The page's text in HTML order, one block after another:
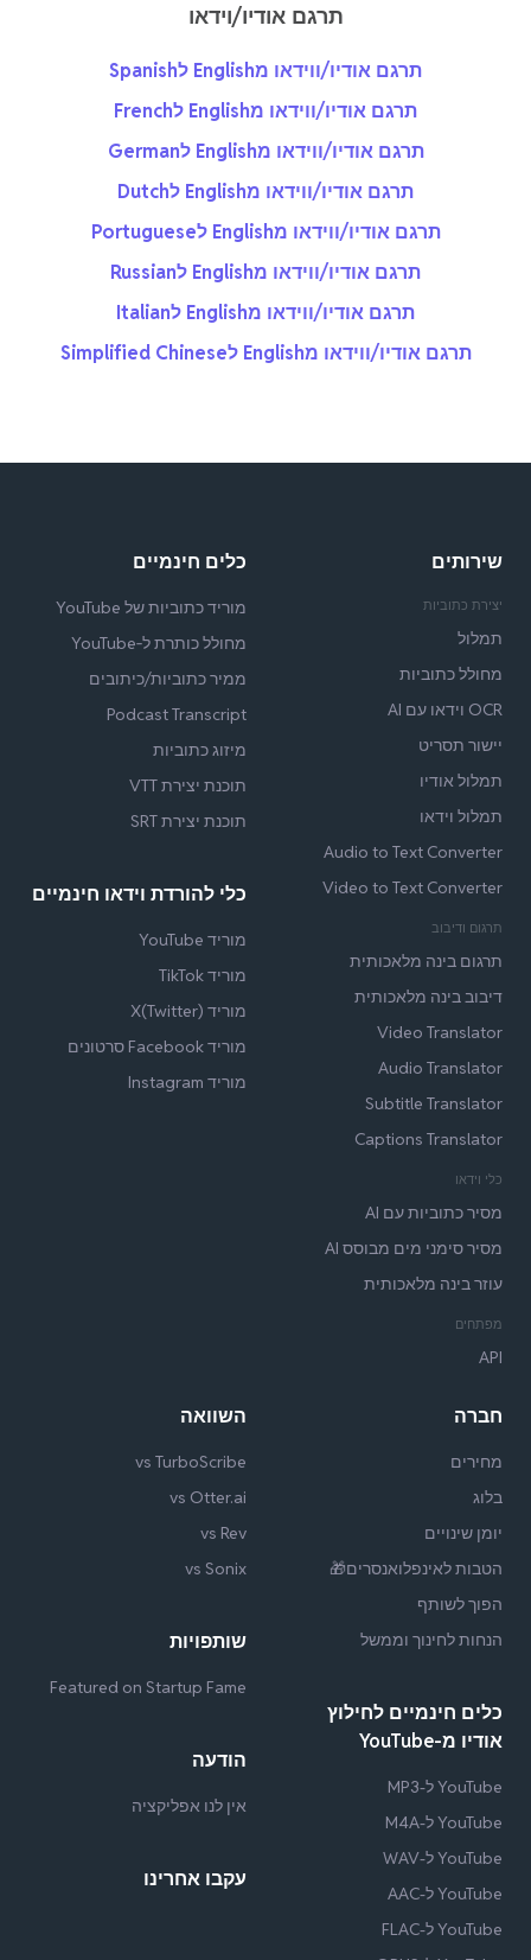
תרגם אודיו/וידאו
תרגם אודיו/ווידאו מEnglish לSpanish
תרגם אודיו/ווידאו מEnglish לFrench
תרגם אודיו/ווידאו מEnglish לGerman
תרגם אודיו/ווידאו מEnglish לDutch
תרגם אודיו/ווידאו מEnglish לPortuguese
תרגם אודיו/ווידאו מEnglish לRussian
תרגם אודיו/ווידאו מEnglish לItalian
תרגם אודיו/ווידאו מEnglish לSimplified Chinese
שירותים
יצירת כתוביות
תמלול
מחולל כתוביות
OCR וידאו עם AI
יישור תסריט
תמלול אודיו
תמלול וידאו
Audio to Text Converter
Video to Text Converter
תרגום ודיבוב
תרגום בינה מלאכותית
דיבוב בינה מלאכותית
Video Translator
Audio Translator
Subtitle Translator
Captions Translator
כלי וידאו
מסיר כתוביות עם AI
מסיר סימני מים מבוסס AI
עוזר בינה מלאכותית
מפתחים
API
כלים חינמיים
מוריד כתוביות של YouTube
מחולל כותרת ל‑YouTube
ממיר כתוביות/כיתובים
Podcast Transcript
מיזוג כתוביות
תוכנת יצירת VTT
תוכנת יצירת SRT
כלי להורדת וידאו חינמיים
מוריד YouTube
מוריד TikTok
מוריד X(Twitter)
מוריד Facebook סרטונים
מוריד Instagram
חברה
מחירים
בלוג
יומן שינויים
הטבות לאינפלואנסרים🎁
הפוך לשותף
הנחות לחינוך וממשל
כלים חינמיים לחילוץ
אודיו מ-YouTube
YouTube ל-MP3
YouTube ל-M4A
YouTube ל-WAV
YouTube ל-AAC
YouTube ל-FLAC
השוואה
vs TurboScribe
vs Otter.ai
vs Rev
vs Sonix
שותפויות
Featured on Startup Fame
הודעה
אין לנו אפליקציה
עקבו אחרינו